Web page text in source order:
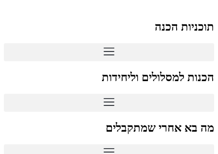
תוכניות הכנה
הכנות למסלולים וליחידות
מה בא אחרי שמתקבלים